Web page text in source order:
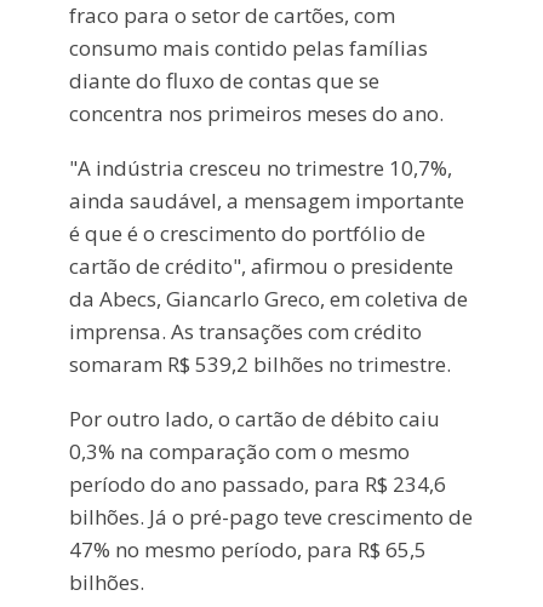
fraco para o setor de cartões, com
consumo mais contido pelas famílias
diante do fluxo de contas que se
concentra nos primeiros meses do ano.
"A indústria cresceu no trimestre 10,7%,
ainda saudável, a mensagem importante
é que é o crescimento do portfólio de
cartão de crédito", afirmou o presidente
da Abecs, Giancarlo Greco, em coletiva de
imprensa. As transações com crédito
somaram R$ 539,2 bilhões no trimestre.
Por outro lado, o cartão de débito caiu
0,3% na comparação com o mesmo
período do ano passado, para R$ 234,6
bilhões. Já o pré-pago teve crescimento de
47% no mesmo período, para R$ 65,5
bilhões.